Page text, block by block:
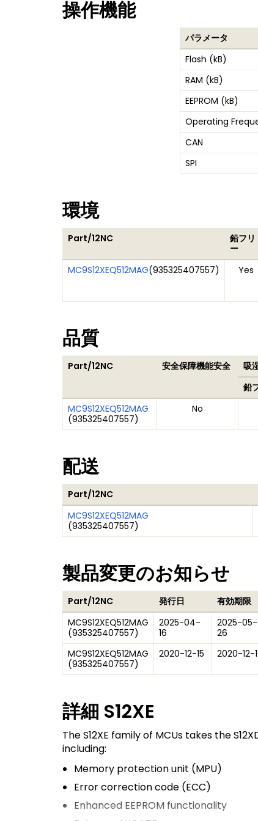
操作機能
パラメータ
Flash (kB)
RAM (kB)
EEPROM (kB)
Operating
CAN
SPI
環境
Part/12NC
鉛フリ
ー
MC9S12XEQ512MAG(935325407557) Yes
品質
Part/12NC 安全保障機能安全 吸
鉛
MC9S12XEQ512MAG
(935325407557)
No
配送
Part/12NC
MC9S12XEQ512MAG
(935325407557)
製品変更のお知らせ
Part/12NC 発行日 有効期限
MC9S12XEQ512MAG
(935325407557)
2025-04-
16
2025-05-
26
MC9S12XEQ512MAG
(935325407557)
2020-12-15 2020-12-
詳細 S12XE
The S12XE family of MCUs takes the
including:
Memory protection unit (MPU)
Error correction code (ECC)
Enhanced EEPROM functionality